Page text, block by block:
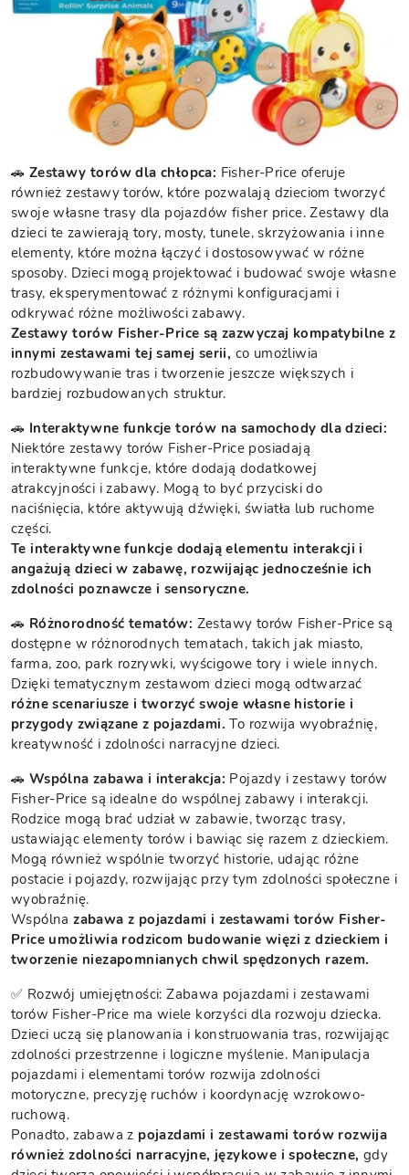
🚗 Zestawy torów dla chłopca: Fisher-Price oferuje
również zestawy torów, które pozwalają dzieciom tworzyć
swoje własne trasy dla pojazdów fisher price. Zestawy dla
dzieci te zawierają tory, mosty, tunele, skrzyżowania i inne
elementy, które można łączyć i dostosowywać w różne
sposoby. Dzieci mogą projektować i budować swoje własne
trasy, eksperymentować z różnymi konfiguracjami i
odkrywać różne możliwości zabawy.
Zestawy torów Fisher-Price są zazwyczaj kompatybilne z
innymi zestawami tej samej serii, co umożliwia
rozbudowywanie tras i tworzenie jeszcze większych i
bardziej rozbudowanych struktur.
🚗 Interaktywne funkcje torów na samochody dla dzieci:
Niektóre zestawy torów Fisher-Price posiadają
interaktywne funkcje, które dodają dodatkowej
atrakcyjności i zabawy. Mogą to być przyciski do
naciśnięcia, które aktywują dźwięki, światła lub ruchome
części.
Te interaktywne funkcje dodają elementu interakcji i
angażują dzieci w zabawę, rozwijając jednocześnie ich
zdolności poznawcze i sensoryczne.
🚗 Różnorodność tematów: Zestawy torów Fisher-Price są
dostępne w różnorodnych tematach, takich jak miasto,
farma, zoo, park rozrywki, wyścigowe tory i wiele innych.
Dzięki tematycznym zestawom dzieci mogą odtwarzać
różne scenariusze i tworzyć swoje własne historie i
przygody związane z pojazdami. To rozwija wyobraźnię,
kreatywność i zdolności narracyjne dzieci.
🚗 Wspólna zabawa i interakcja: Pojazdy i zestawy torów
Fisher-Price są idealne do wspólnej zabawy i interakcji.
Rodzice mogą brać udział w zabawie, tworząc trasy,
ustawiając elementy torów i bawiąc się razem z dzieckiem.
Mogą również wspólnie tworzyć historie, udając różne
postacie i pojazdy, rozwijając przy tym zdolności społeczne i
wyobraźnię.
Wspólna zabawa z pojazdami i zestawami torów Fisher-
Price umożliwia rodzicom budowanie więzi z dzieckiem i
tworzenie niezapomnianych chwil spędzonych razem.
✅ Rozwój umiejętności: Zabawa pojazdami i zestawami
torów Fisher-Price ma wiele korzyści dla rozwoju dziecka.
Dzieci uczą się planowania i konstruowania tras, rozwijając
zdolności przestrzenne i logiczne myślenie. Manipulacja
pojazdami i elementami torów rozwija zdolności
motoryczne, precyzję ruchów i koordynację wzrokowo-
ruchową.
Ponadto, zabawa z pojazdami i zestawami torów rozwija
również zdolności narracyjne, językowe i społeczne, gdy